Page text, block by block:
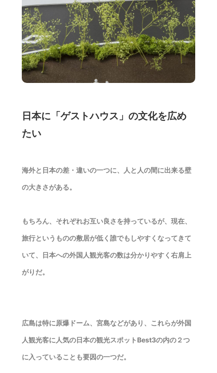
日本に「ゲストハウス」の文化を広め
たい
海外と日本の差・違いの一つに、人と人の間に出来る壁
の大きさがある。
もちろん、それぞれお互い良さを持っているが、現在、
旅行というものの敷居が低く誰でもしやすくなってきて
いて、日本への外国人観光客の数は分かりやすく右肩上
がりだ。
広島は特に原爆ドーム、宮島などがあり、これらが外国
人観光客に人気の日本の観光スポットBest3の内の２つ
に入っていることも要因の一つだ。